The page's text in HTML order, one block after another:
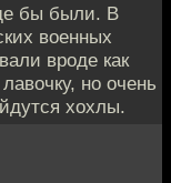
бы были. В
военных
вроде как
но очень
хохлы.